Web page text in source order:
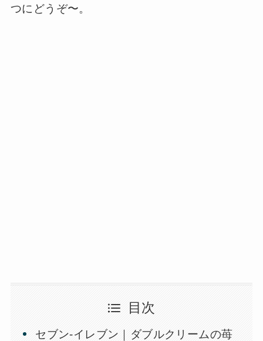
つにどうぞ〜。
目次
セブン-イレブン｜ダブルクリームの苺